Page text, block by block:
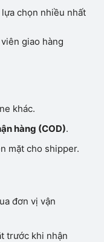
chọn nhiều nhất
giao hàng
khác.
hàng (COD).
mặt cho shipper.
đơn vị vận
trước khi nhận